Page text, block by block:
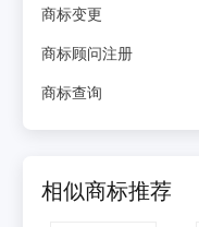
商标变更
商标顾问注册
商标查询
相似商标推荐